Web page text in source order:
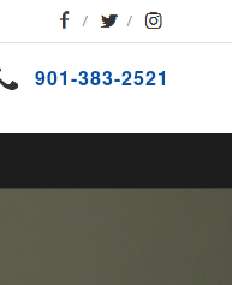
901-383-2521